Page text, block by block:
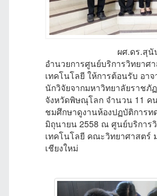
ผศ.ดร.สุนันทา วั
อำนวยการศูนย์บริการวิทยาศ
เทคโนโลยี ให้การต้อนรับ อา
นักวิจัยจากมหาวิทยาลัยราชภั
จังหวัดพิษณุโลก จำนวน 11 ค
ชมศึกษาดูงานห้องปฏบัติการท
มิถุนายน 2558 ณ ศูนย์บริการ
เทคโนโลยี คณะวิทยาศาสตร์
เชียงใหม่